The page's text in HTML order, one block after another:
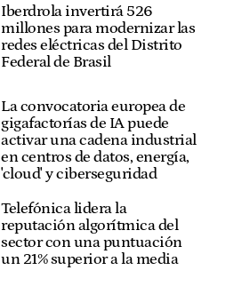
Iberdrola invertirá 526
millones para modernizar las
redes eléctricas del Distrito
Federal de Brasil
La convocatoria europea de
gigafactorías de IA puede
activar una cadena industrial
en centros de datos, energía,
'cloud' y ciberseguridad
Telefónica lidera la
reputación algorítmica del
sector con una puntuación
un 21% superior a la media